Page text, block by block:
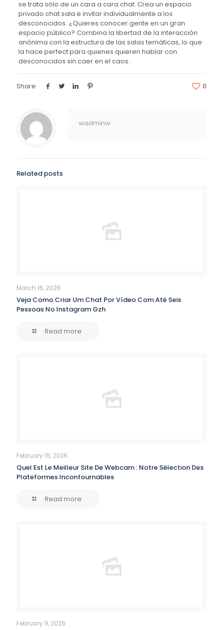
se trata sólo de un cara a cara chat. Crea un espacio
privado chat sala e invitar individualmente a los
desconocidos. ¿Quieres conocer gente en un gran
espacio público? Combina la libertad de la interacción
anónima con la estructura de las salas temáticas, lo que
la hace perfect para quienes quieren hablar con
desconocidos sin caer en el caos.
Share 0
wadminw
Related posts
March 16, 2026
Veja Como Criar Um Chat Por Vídeo Com Até Seis
Pessoas No Instagram Gzh
Read more
February 19, 2026
Quel Est Le Meilleur Site De Webcam : Notre Sélection Des
Plateformes Incontournables
Read more
February 9, 2026